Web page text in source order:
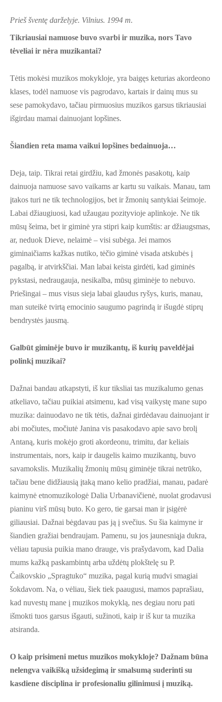
Prieš šventę darželyje. Vilnius. 1994 m.
Tikriausiai namuose buvo svarbi ir muzika, nors Tavo
tėveliai ir nėra muzikantai?
Tėtis mokėsi muzikos mokykloje, yra baigęs keturias akordeono
klases, todėl namuose vis pagrodavo, kartais ir dainų mus su
sese pamokydavo, tačiau pirmuosius muzikos garsus tikriausiai
išgirdau mamai dainuojant lopšines.
Šiandien reta mama vaikui lopšines bedainuoja…
Deja, taip. Tikrai retai girdžiu, kad žmonės pasakotų, kaip
dainuoja namuose savo vaikams ar kartu su vaikais. Manau, tam
įtakos turi ne tik technologijos, bet ir žmonių santykiai šeimoje.
Labai džiaugiuosi, kad užaugau pozityvioje aplinkoje. Ne tik
mūsų šeima, bet ir giminė yra stipri kaip kumštis: ar džiaugsmas,
ar, neduok Dieve, nelaimė – visi subėga. Jei mamos
giminaičiams kažkas nutiko, tėčio giminė visada atskubės į
pagalbą, ir atvirkščiai. Man labai keista girdėti, kad giminės
pykstasi, nedraugauja, nesikalba, mūsų giminėje to nebuvo.
Priešingai – mus visus sieja labai glaudus ryšys, kuris, manau,
man suteikė tvirtą emocinio saugumo pagrindą ir išugdė stiprų
bendrystės jausmą.
Galbūt giminėje buvo ir muzikantų, iš kurių paveldėjai
polinkį muzikai?
Dažnai bandau atkapstyti, iš kur tiksliai tas muzikalumo genas
atkeliavo, tačiau puikiai atsimenu, kad visą vaikystę mane supo
muzika: dainuodavo ne tik tėtis, dažnai girdėdavau dainuojant ir
abi močiutes, močiutė Janina vis pasakodavo apie savo brolį
Antaną, kuris mokėjo groti akordeonu, trimitu, dar keliais
instrumentais, nors, kaip ir daugelis kaimo muzikantų, buvo
savamokslis. Muzikalių žmonių mūsų giminėje tikrai netrūko,
tačiau bene didžiausią įtaką mano kelio pradžiai, manau, padarė
kaimynė etnomuzikologė Dalia Urbanavičienė, nuolat grodavusi
pianinu virš mūsų buto. Ko gero, tie garsai man ir įsigėrė
giliausiai. Dažnai bėgdavau pas ją į svečius. Su šia kaimyne ir
šiandien gražiai bendraujam. Pamenu, su jos jaunesniąja dukra,
vėliau tapusia puikia mano drauge, vis prašydavom, kad Dalia
mums kažką paskambintų arba uždėtų plokštelę su P.
Čaikovskio „Spragtuko“ muzika, pagal kurią mudvi smagiai
šokdavom. Na, o vėliau, šiek tiek paaugusi, mamos paprašiau,
kad nuvestų mane į muzikos mokyklą, nes degiau noru pati
išmokti tuos garsus išgauti, sužinoti, kaip ir iš kur ta muzika
atsiranda.
O kaip prisimeni metus muzikos mokykloje? Dažnam būna
nelengva vaikišką užsidegimą ir smalsumą suderinti su
kasdiene disciplina ir profesionaliu gilinimusi į muziką.